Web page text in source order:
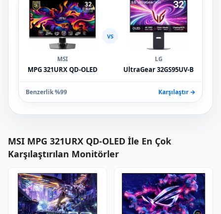
MSI
MPG 321URX QD-OLED
VS
LG
UltraGear 32GS95UV-B
Benzerlik %99 Karşılaştır →
MSI MPG 321URX QD-OLED İle En Çok
Karşılaştırılan Monitörler